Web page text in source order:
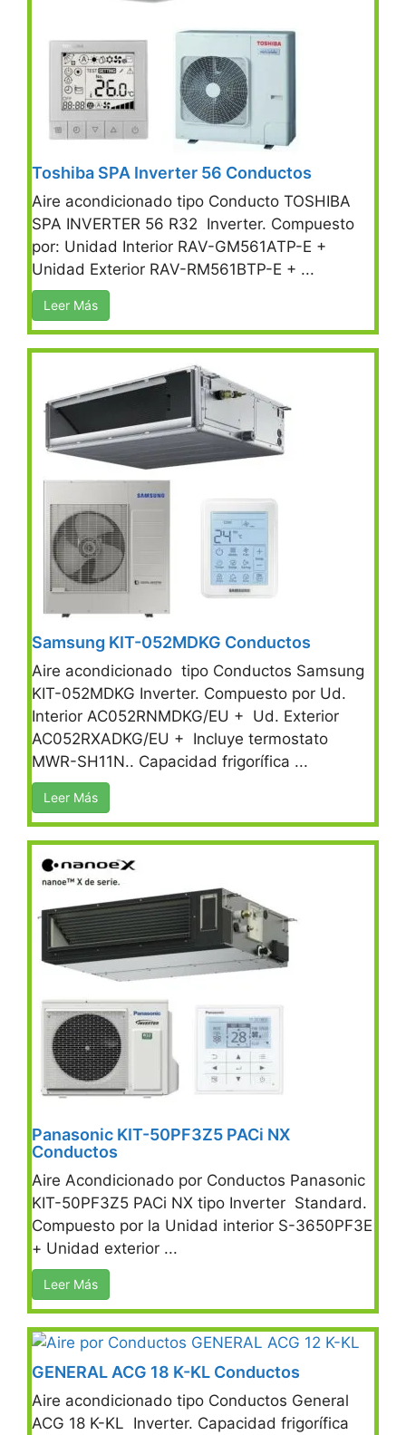
Toshiba SPA Inverter 56 Conductos
Aire acondicionado tipo Conducto TOSHIBA
SPA INVERTER 56 R32 Inverter. Compuesto
por: Unidad Interior RAV-GM561ATP-E +
Unidad Exterior RAV-RM561BTP-E + ...
Leer Más
Samsung KIT-052MDKG Conductos
Aire acondicionado tipo Conductos Samsung
KIT-052MDKG Inverter. Compuesto por Ud.
Interior AC052RNMDKG/EU + Ud. Exterior
AC052RXADKG/EU + Incluye termostato
MWR-SH11N.. Capacidad frigorífica ...
Leer Más
Panasonic KIT-50PF3Z5 PACi NX
Conductos
Aire Acondicionado por Conductos Panasonic
KIT-50PF3Z5 PACi NX tipo Inverter Standard.
Compuesto por la Unidad interior S-3650PF3E
+ Unidad exterior ...
Leer Más
GENERAL ACG 18 K-KL Conductos
Aire acondicionado tipo Conductos General
ACG 18 K-KL Inverter. Capacidad frigorífica